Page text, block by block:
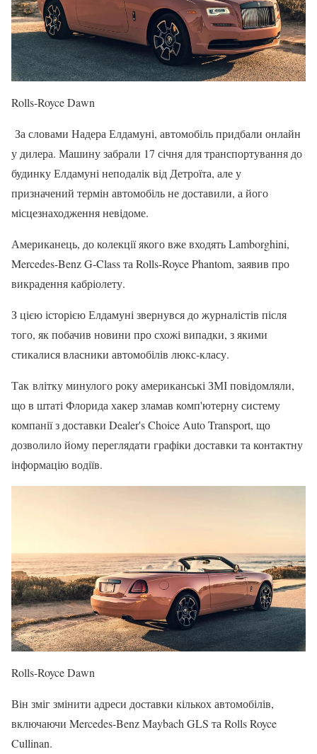
Rolls-Royce Dawn
За словами Надера Елдамуні, автомобіль придбали онлайн
у дилера. Машину забрали 17 січня для транспортування до
будинку Елдамуні неподалік від Детроїта, але у
призначений термін автомобіль не доставили, а його
місцезнаходження невідоме.
Американець, до колекції якого вже входять Lamborghini,
Mercedes-Benz G-Class та Rolls-Royce Phantom, заявив про
викрадення кабріолету.
З цією історією Елдамуні звернувся до журналістів після
того, як побачив новини про схожі випадки, з якими
стикалися власники автомобілів люкс-класу.
Так влітку минулого року американські ЗМІ повідомляли,
що в штаті Флорида хакер зламав комп'ютерну систему
компанії з доставки Dealer's Choice Auto Transport, що
дозволило йому переглядати графіки доставки та контактну
інформацію водіїв.
Rolls-Royce Dawn
Він зміг змінити адреси доставки кількох автомобілів,
включаючи Mercedes-Benz Maybach GLS та Rolls Royce
Cullinan.